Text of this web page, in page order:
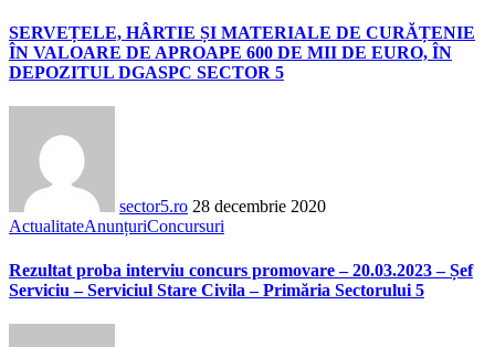
SERVEȚELE, HÂRTIE ȘI MATERIALE DE CURĂȚENIE
ÎN VALOARE DE APROAPE 600 DE MII DE EURO, ÎN
DEPOZITUL DGASPC SECTOR 5
sector5.ro 28 decembrie 2020
ActualitateAnunțuriConcursuri
Rezultat proba interviu concurs promovare – 20.03.2023 – Șef
Serviciu – Serviciul Stare Civila – Primăria Sectorului 5